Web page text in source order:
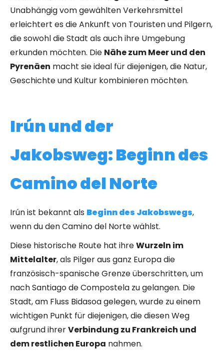
Unabhängig vom gewählten Verkehrsmittel
erleichtert es die Ankunft von Touristen und Pilgern,
die sowohl die Stadt als auch ihre Umgebung
erkunden möchten. Die Nähe zum Meer und den
Pyrenäen macht sie ideal für diejenigen, die Natur,
Geschichte und Kultur kombinieren möchten.
Irún und der
Jakobsweg: Beginn des
Camino del Norte
Irún ist bekannt als Beginn des Jakobswegs,
wenn du den Camino del Norte wählst.
Diese historische Route hat ihreWurzeln im
Mittelalter, als Pilger aus ganz Europa die
französisch-spanische Grenze überschritten, um
nach Santiago de Compostela zu gelangen. Die
Stadt, am Fluss Bidasoa gelegen, wurde zu einem
wichtigen Punkt für diejenigen, die diesen Weg
aufgrund ihrerVerbindung zu Frankreich und
dem restlichen Europa nahmen.